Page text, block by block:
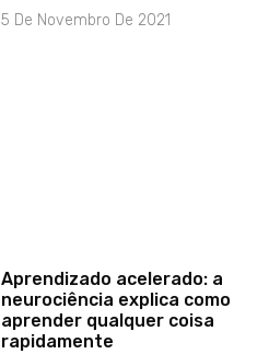
5 De Novembro De 2021
Aprendizado acelerado: a
neurociência explica como
aprender qualquer coisa
rapidamente